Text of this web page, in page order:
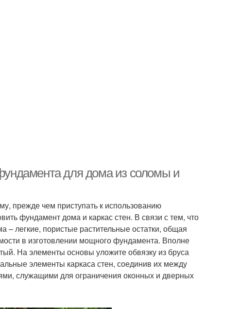
для дома из соломы и
прежде чем приступать к использованию
фундамент дома и каркас стен. В связи с тем, что
легкие, пористые растительные остатки, общая
в изготовлении мощного фундамента. Вполне
На элементы основы уложите обвязку из бруса
элементы каркаса стен, соединив их между
служащими для ограничения оконных и дверных